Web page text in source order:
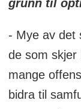
Det
grunn til
- Mye av det
de som skjer
mange
bidra til